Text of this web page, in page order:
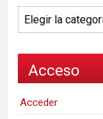
Categorías
Acceso
Acceder